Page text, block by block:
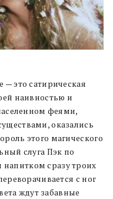
это сатирическая
наивностью и
феями,
оказались
этого магического
слуга Пэк по
сразу троих
с ног
ждут забавные